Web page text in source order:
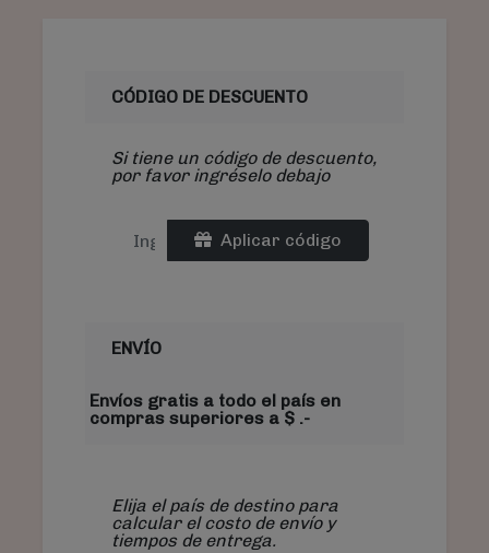
CÓDIGO DE DESCUENTO
Si tiene un código de descuento,
por favor ingréselo debajo
Aplicar código
ENVÍO
Envíos gratis a todo el país en
compras superiores a $ .-
Elija el país de destino para
calcular el costo de envío y
tiempos de entrega.